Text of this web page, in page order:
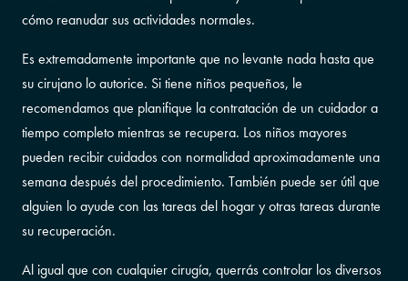
cómo reanudar sus actividades normales.
Es extremadamente importante que no levante nada hasta que
su cirujano lo autorice. Si tiene niños pequeños, le
recomendamos que planifique la contratación de un cuidador a
tiempo completo mientras se recupera. Los niños mayores
pueden recibir cuidados con normalidad aproximadamente una
semana después del procedimiento. También puede ser útil que
alguien lo ayude con las tareas del hogar y otras tareas durante
su recuperación.
Al igual que con cualquier cirugía, querrás controlar los diversos